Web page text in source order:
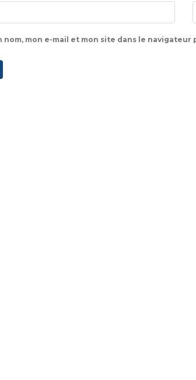
nom, mon e-mail et mon site dans le